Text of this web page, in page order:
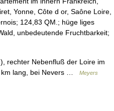
Yonne, Côte d or, Saône Loire,
124,83 QM.; hüge liges
unbedeutende Fruchtbarkeit;
rechter Nebenfluß der Loire im
km lang, bei Nevers …
Meyers